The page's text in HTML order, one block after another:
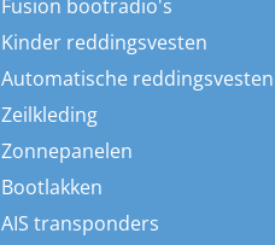
Fusion bootradio's
Kinder reddingsvesten
Automatische reddingsvesten
Zeilkleding
Zonnepanelen
Bootlakken
AIS transponders